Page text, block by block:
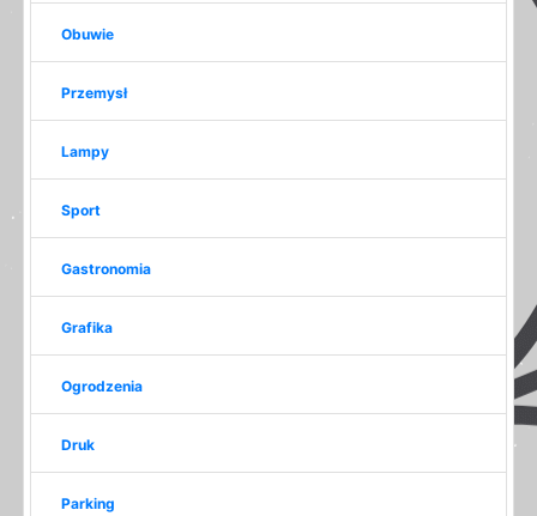
Obuwie
Przemysł
Lampy
Sport
Gastronomia
Grafika
Ogrodzenia
Druk
Parking